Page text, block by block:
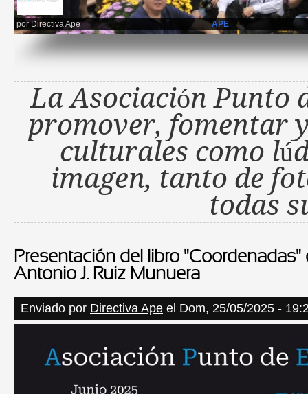
APE
porDirectiva Ape
La Asociación Punto
promover, fomentar
culturales como
imagen, tanto de
todas
Presentación del libro "Coordenadas"
Antonio J. Ruiz Munuera
Enviado por Directiva Ape el Dom, 25/05/2025 -